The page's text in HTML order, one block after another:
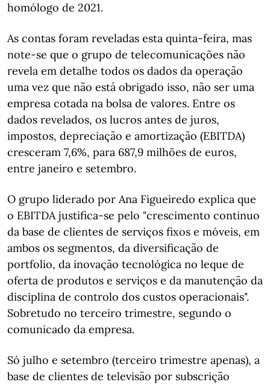
homólogo de 2021.
As contas foram reveladas esta quinta-feira, mas
note-se que o grupo de telecomunicações não
revela em detalhe todos os dados da operação
uma vez que não está obrigado isso, não ser uma
empresa cotada na bolsa de valores. Entre os
dados revelados, os lucros antes de juros,
impostos, depreciação e amortização (EBITDA)
cresceram 7,6%, para 687,9 milhões de euros,
entre janeiro e setembro.
O grupo liderado por Ana Figueiredo explica que
o EBITDA justifica-se pelo "crescimento continuo
da base de clientes de serviços fixos e móveis, em
ambos os segmentos, da diversificação de
portfolio, da inovação tecnológica no leque de
oferta de produtos e serviços e da manutenção da
disciplina de controlo dos custos operacionais".
Sobretudo no terceiro trimestre, segundo o
comunicado da empresa.
Só julho e setembro (terceiro trimestre apenas), a
base de clientes de televisão por subscrição